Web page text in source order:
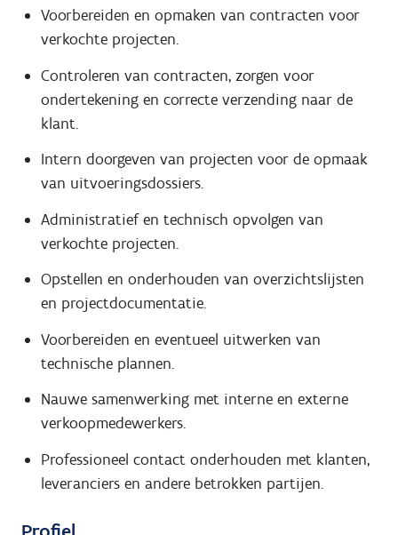
Voorbereiden en opmaken van contracten voor
verkochte projecten.
Controleren van contracten, zorgen voor
ondertekening en correcte verzending naar de
klant.
Intern doorgeven van projecten voor de opmaak
van uitvoeringsdossiers.
Administratief en technisch opvolgen van
verkochte projecten.
Opstellen en onderhouden van overzichtslijsten
en projectdocumentatie.
Voorbereiden en eventueel uitwerken van
technische plannen.
Nauwe samenwerking met interne en externe
verkoopmedewerkers.
Professioneel contact onderhouden met klanten,
leveranciers en andere betrokken partijen.